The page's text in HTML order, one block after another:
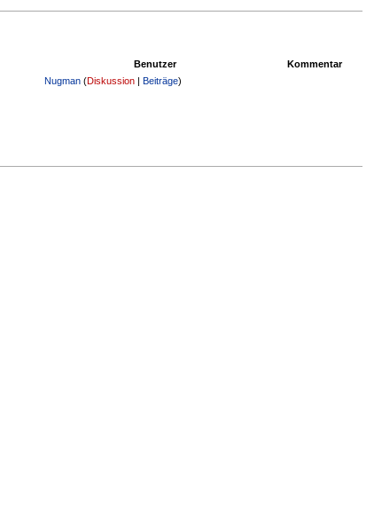
Benutzer
Kommentar
Nugman (Diskussion Beiträge)